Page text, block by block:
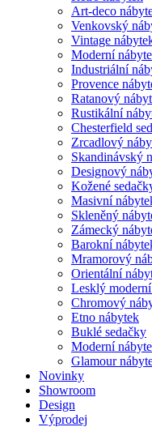
Art-deco
Venkovský
Vintage
Moderní
Industriální
Provence
Ratanový
Rustikální
Chesterfield
Zrcadlový
Skandinávský
Designový
Kožené
Masivní
Skleněný
Zámecký
Barokní
Mramorový
Orientální
Lesklý
Chromový
Etno nábytek
Buklé sedačky
Moderní
Glamour
Novinky
Showroom
Design
Výprodej